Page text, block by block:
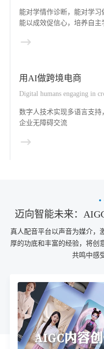
能对学情作诊断，能对学习
能以成效促信心，培养自主
用AI做跨境电商
Digital humans engaging in
数字人技术实现多语言支
企业无障碍交流
迈向智能未来：
真人配音平台以声音为媒介，
厚的功底和丰富的经验，将创
共鸣中感